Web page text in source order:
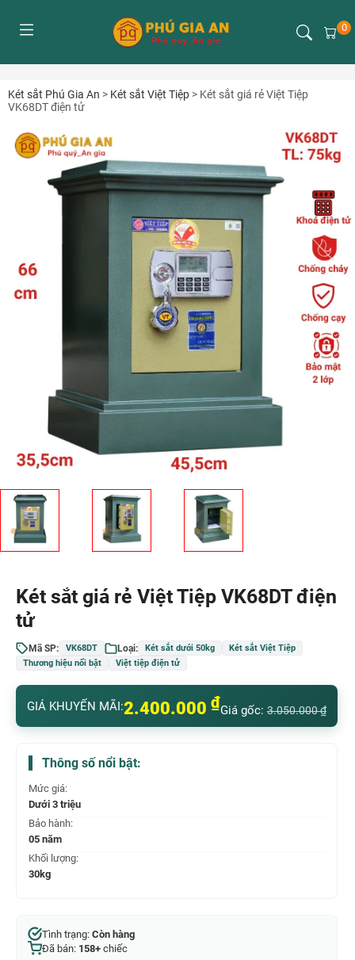
0
Két sắt Phú Gia An > Két sắt Việt Tiệp > Két sắt giá rẻ Việt Tiệp
VK68DT điện tử
Két sắt giá rẻ Việt Tiệp VK68DT điện
tử
Mã SP: VK68DT Loại: Két sắt dưới 50kg
Két sắt Việt Tiệp
Thương hiệu nổi bật
Việt tiệp điện tử
GIÁ KHUYẾN MÃI:2.400.000 ₫Giá gốc: 3.050.000₫
Thông số nổi bật:
Mức giá:
Dưới 3 triệu
Bảo hành:
05 năm
Khối lượng:
30kg
Tình trạng: Còn hàng
Đã bán: 158+ chiếc